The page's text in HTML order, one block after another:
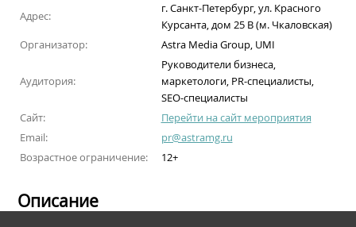
Адрес:
г. Санкт-Петербург, ул. Красного
Курсанта, дом 25 В (м. Чкаловская)
Организатор:
Astra Media Group, UMI
Аудитория:
Руководители бизнеса,
маркетологи, PR-специалисты,
SEO-специалисты
Сайт:
Перейти на сайт мероприятия
Email:
pr@astramg.ru
Возрастное ограничение:
12+
Описание